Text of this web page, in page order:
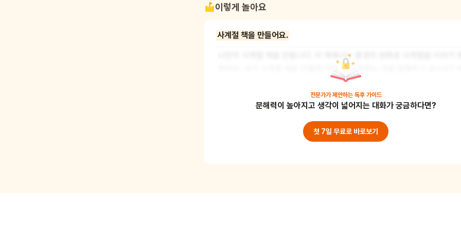
이렇게 놀아요
사계절 책을 만들어요.
나만의 사계절 책을 만듭니다. 이 책에서는 풍경의 변화로 사계절을 이야기
었어요. 내가 사계절 책을 만들면 어떤 것이 변하는 것을 말해주고 싶나요?
마다 볼 수 있는 풍경도 좋고, 계절마다 할 수 있는 놀이도 좋아요. 예를 들어
에는 꽃구경을 가고, 여름에는 시원한 바다에 놀러 가요. 가을에는 단풍을 구
고 겨울에는 눈썰매를 탈 수 있지요. 내가 생각하는 계절의 모습을 그림으로
사계절 책을 만들어 봅니다. 이 활동을 통해 계절의 변화를 이해하며 표현력
를 수 있어요. 준비물 : 종이, 색연필, 펀치, 고리
전문가가 제안하는 독후 가이드
문해력이 높아지고 생각이 넓어지는 대화가 궁금하다면?
첫 7일 무료로 바로보기